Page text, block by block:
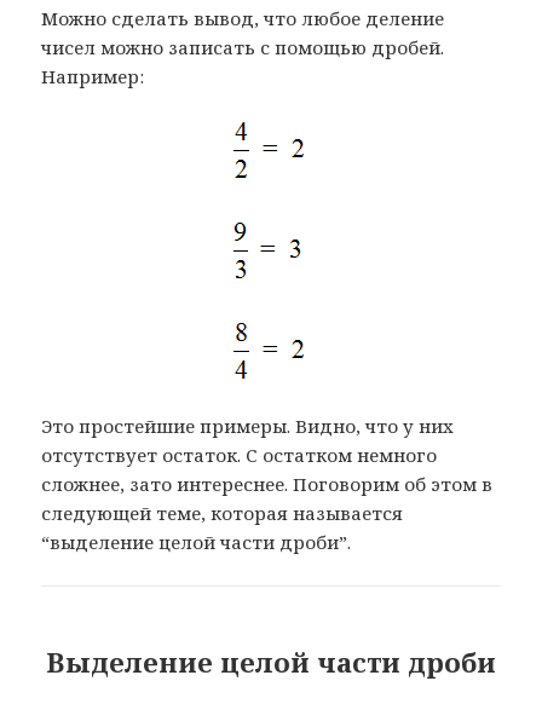
Можно сделать вывод, что любое деление
чисел можно записать с помощью дробей.
Например:
Это простейшие примеры. Видно, что у них
отсутствует остаток. С остатком немного
сложнее, зато интереснее. Поговорим об этом в
следующей теме, которая называется
“выделение целой части дроби”.
Выделение целой части дроби